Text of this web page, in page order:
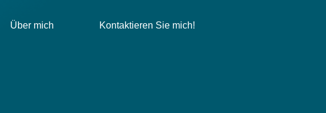
Über mich Kontaktieren Sie mich!